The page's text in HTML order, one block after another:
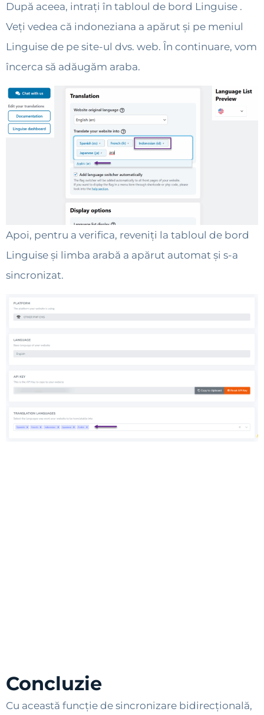
După aceea, intrați în tabloul de bord Linguise .
Veți vedea că indoneziana a apărut și pe meniul
Linguise de pe site-ul dvs. web. În continuare, vom
încerca să adăugăm araba.
Apoi, pentru a verifica, reveniți la tabloul de bord
Linguise și limba arabă a apărut automat și s-a
sincronizat.
Concluzie
Cu această funcție de sincronizare bidirecțională,